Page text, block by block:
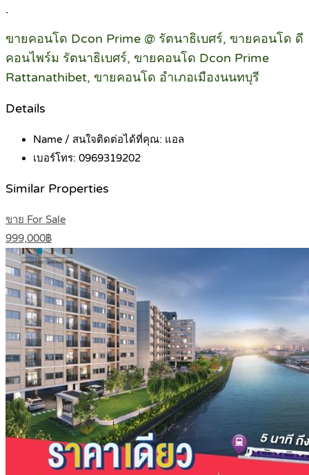
.
ขายคอนโด Dcon Prime @ รัตนาธิเบศร์, ขายคอนโด ดี
คอนไพร์ม รัตนาธิเบศร์, ขายคอนโด Dcon Prime
Rattanathibet, ขายคอนโด อำเภอเมืองนนทบุรี
Details
Name / สนใจติดต่อได้ที่คุณ: แอล
เบอร์โทร: 0969319202
Similar Properties
ขาย For Sale
999,000฿